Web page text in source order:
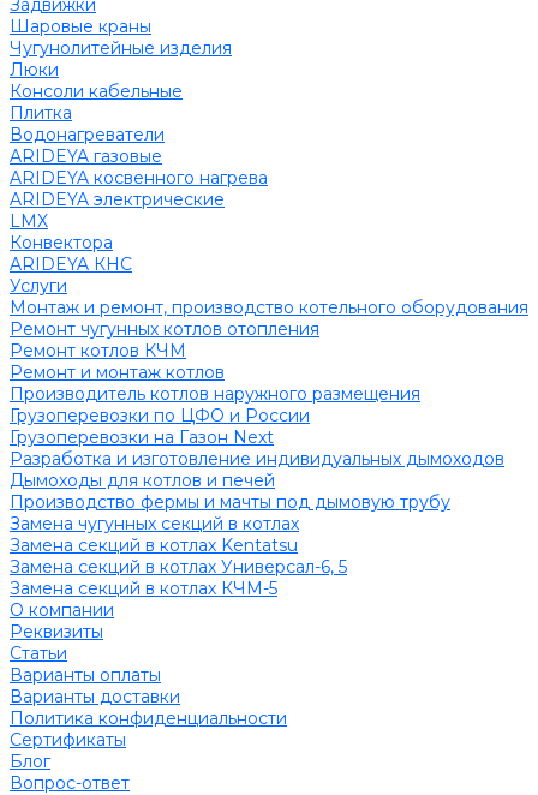
Задвижки
Шаровые краны
Чугунолитейные изделия
Люки
Консоли кабельные
Плитка
Водонагреватели
ARIDEYA газовые
ARIDEYA косвенного нагрева
ARIDEYA электрические
LMX
Конвектора
ARIDEYA КНС
Услуги
Монтаж и ремонт, производство котельного оборудования
Ремонт чугунных котлов отопления
Ремонт котлов КЧМ
Ремонт и монтаж котлов
Производитель котлов наружного размещения
Грузоперевозки по ЦФО и России
Грузоперевозки на Газон Next
Разработка и изготовление индивидуальных дымоходов
Дымоходы для котлов и печей
Производство фермы и мачты под дымовую трубу
Замена чугунных секций в котлах
Замена секций в котлах Kentatsu
Замена секций в котлах Универсал-6, 5
Замена секций в котлах КЧМ-5
О компании
Реквизиты
Статьи
Варианты оплаты
Варианты доставки
Политика конфиденциальности
Сертификаты
Блог
Вопрос-ответ